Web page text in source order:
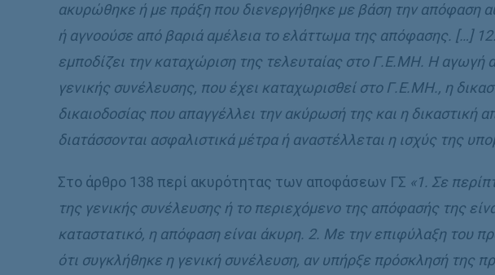
ακυρώθηκε ή με πράξη που διενεργήθηκε με βάση την απόφαση
ή αγνοούσε από βαριά αμέλεια το ελάττωμα της απόφασης. […]
εμποδίζει την καταχώριση της τελευταίας στο Γ.Ε.ΜΗ. Η
γενικής συνέλευσης, που έχει καταχωρισθεί στο Γ.Ε.ΜΗ., η
δικαιοδοσίας που απαγγέλλει την ακύρωσή της και η δικαστική
διατάσσονται ασφαλιστικά μέτρα ή αναστέλλεται η ισχύς της
Στο άρθρο 138 περί ακυρότητας των αποφάσεων ΓΣ «1. Σε
της γενικής συνέλευσης ή το περιεχόμενο της απόφασής της
καταστατικό, η απόφαση είναι άκυρη. 2. Με την επιφύλαξη του
ότι συγκλήθηκε η γενική συνέλευση, αν υπήρξε πρόσκλησή της